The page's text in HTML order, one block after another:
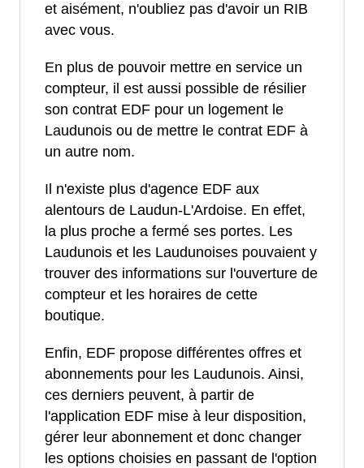
et aisément, n'oubliez pas d'avoir un RIB
avec vous.
En plus de pouvoir mettre en service un
compteur, il est aussi possible de résilier
son contrat EDF pour un logement le
Laudunois ou de mettre le contrat EDF à
un autre nom.
Il n'existe plus d'agence EDF aux
alentours de Laudun-L'Ardoise. En effet,
la plus proche a fermé ses portes. Les
Laudunois et les Laudunoises pouvaient y
trouver des informations sur l'ouverture de
compteur et les horaires de cette
boutique.
Enfin, EDF propose différentes offres et
abonnements pour les Laudunois. Ainsi,
ces derniers peuvent, à partir de
l'application EDF mise à leur disposition,
gérer leur abonnement et donc changer
les options choisies en passant de l'option